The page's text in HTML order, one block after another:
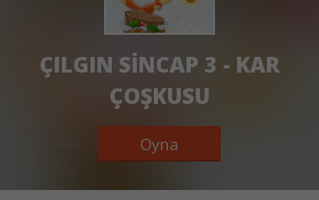
ÇILGIN SINCAP 3 - KAR
ÇOŞKUSU
Oyna